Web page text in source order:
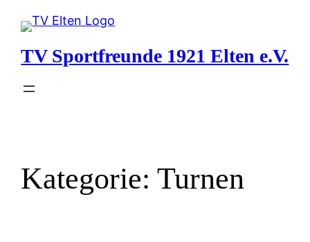
Inhalt
springen
TV Sportfreunde 1921 Elten e.V.
Kategorie:Turnen